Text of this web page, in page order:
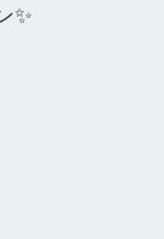
✨